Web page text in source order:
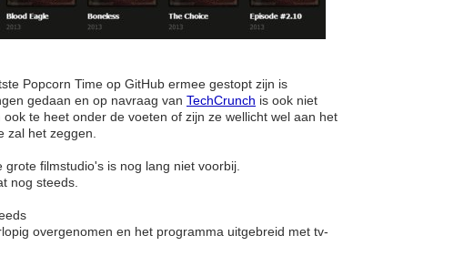
Popcorn Time op GitHub ermee gestopt zijn is
gedaan en op navraag van TechCrunch is ook niet
te heet onder de voeten of zijn ze wellicht wel aan het
zal het zeggen.
filmstudio's is nog lang niet voorbij.
nog steeds.
overgenomen en het programma uitgebreid met tv-